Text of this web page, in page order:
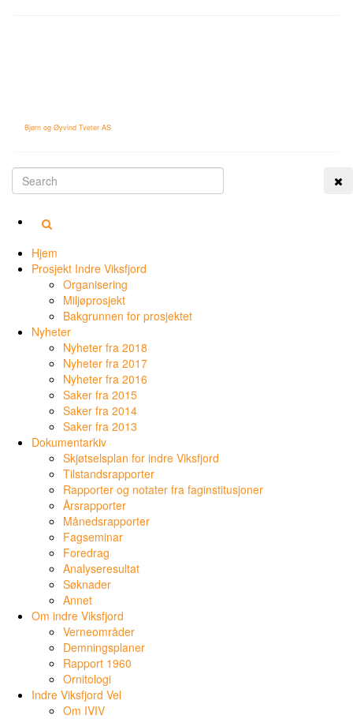
Bjørn og Øyvind Tveter AS
Hjem
Prosjekt Indre Viksfjord
Organisering
Miljøprosjekt
Bakgrunnen for prosjektet
Nyheter
Nyheter fra 2018
Nyheter fra 2017
Nyheter fra 2016
Saker fra 2015
Saker fra 2014
Saker fra 2013
Dokumentarkiv
Skjøtselsplan for indre Viksfjord
Tilstandsrapporter
Rapporter og notater fra faginstitusjoner
Årsrapporter
Månedsrapporter
Fagseminar
Foredrag
Analyseresultat
Søknader
Annet
Om indre Viksfjord
Verneområder
Demningsplaner
Rapport 1960
Ornitologi
Indre Viksfjord Vel
Om IVIV